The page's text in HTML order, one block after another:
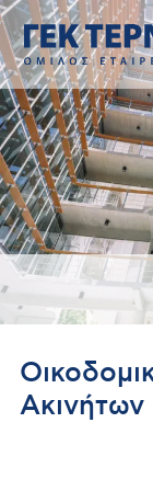
Ακινήτων